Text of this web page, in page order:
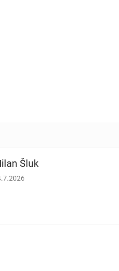
Šluk
obchodu je 5 z 5